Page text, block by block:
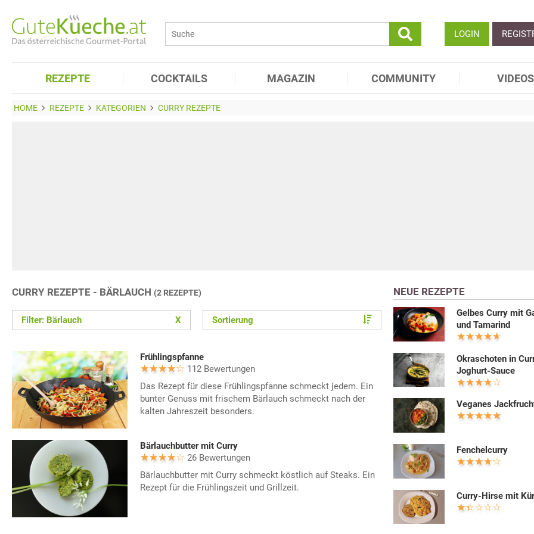
LOGIN
REZEPTE COCKTAILS MAGAZIN COMMUNITY VIDEOS
HOME REZEPTE KATEGORIEN CURRY REZEPTE
CURRY REZEPTE - BÄRLAUCH (2 REZEPTE)
Filter: Bärlauch X Sortierung
Frühlingspfanne
112 Bewertungen
Das Rezept für diese Frühlingspfanne schmeckt jedem. Ein
bunter Genuss mit frischem Bärlauch schmeckt nach der
kalten Jahreszeit besonders.
Bärlauchbutter mit Curry
26 Bewertungen
Bärlauchbutter mit Curry schmeckt köstlich auf Steaks. Ein
Rezept für die Frühlingszeit und Grillzeit.
NEUE REZEPTE
Gelbes Curry mit
und Tamarind
Okraschoten in
Joghurt-Sauce
Veganes
Fenchelcurry
Curry-Hirse mit